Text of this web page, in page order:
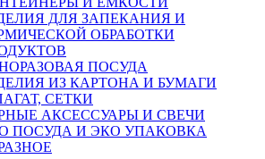
ДЛЯ ЗАПЕКАНИЯ И
ОБРАБОТКИ
ПОСУДА
ИЗ КАРТОНА И БУМАГИ
СЕТКИ
АКСЕССУАРЫ И СВЕЧИ
ПОСУДА И ЭКО УПАКОВКА